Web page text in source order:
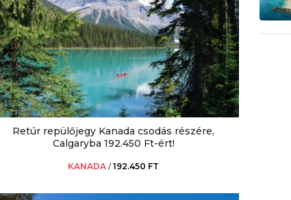
Retúr repülőjegy Kanada csodás részére,
Calgaryba 192.450 Ft-ért!
KANADA /192.450 FT